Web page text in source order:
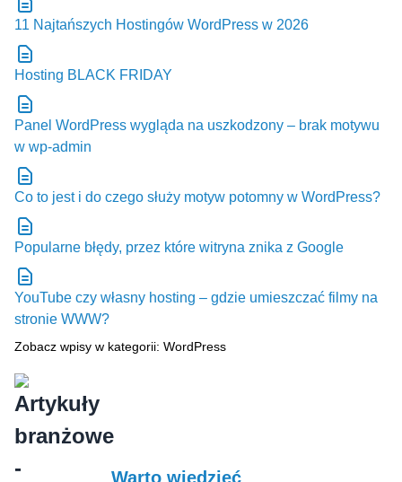
11 Najtańszych Hostingów WordPress w 2026
Hosting BLACK FRIDAY
Panel WordPress wygląda na uszkodzony – brak motywu
w wp-admin
Co to jest i do czego służy motyw potomny w WordPress?
Popularne błędy, przez które witryna znika z Google
YouTube czy własny hosting – gdzie umieszczać filmy na
stronie WWW?
Zobacz wpisy w kategorii: WordPress
Warto wiedzieć